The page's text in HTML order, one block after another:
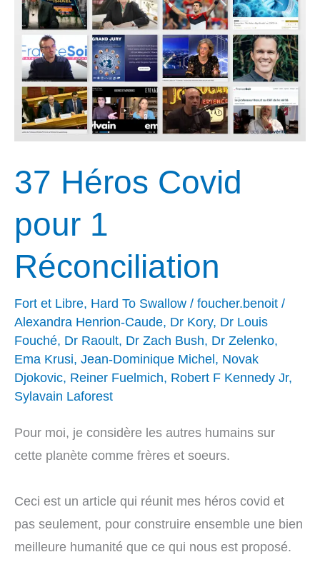
37 Héros Covid
pour 1
Réconciliation
Fort et Libre, Hard To Swallow / foucher.benoit /
Alexandra Henrion-Caude, Dr Kory, Dr Louis
Fouché, Dr Raoult, Dr Zach Bush, Dr Zelenko,
Ema Krusi, Jean-Dominique Michel, Novak
Djokovic, Reiner Fuelmich, Robert F Kennedy Jr,
Sylavain Laforest
Pour moi, je considère les autres humains sur
cette planète comme frères et soeurs.
Ceci est un article qui réunit mes héros covid et
pas seulement, pour construire ensemble une bien
meilleure humanité que ce qui nous est proposé.
Réconciliation